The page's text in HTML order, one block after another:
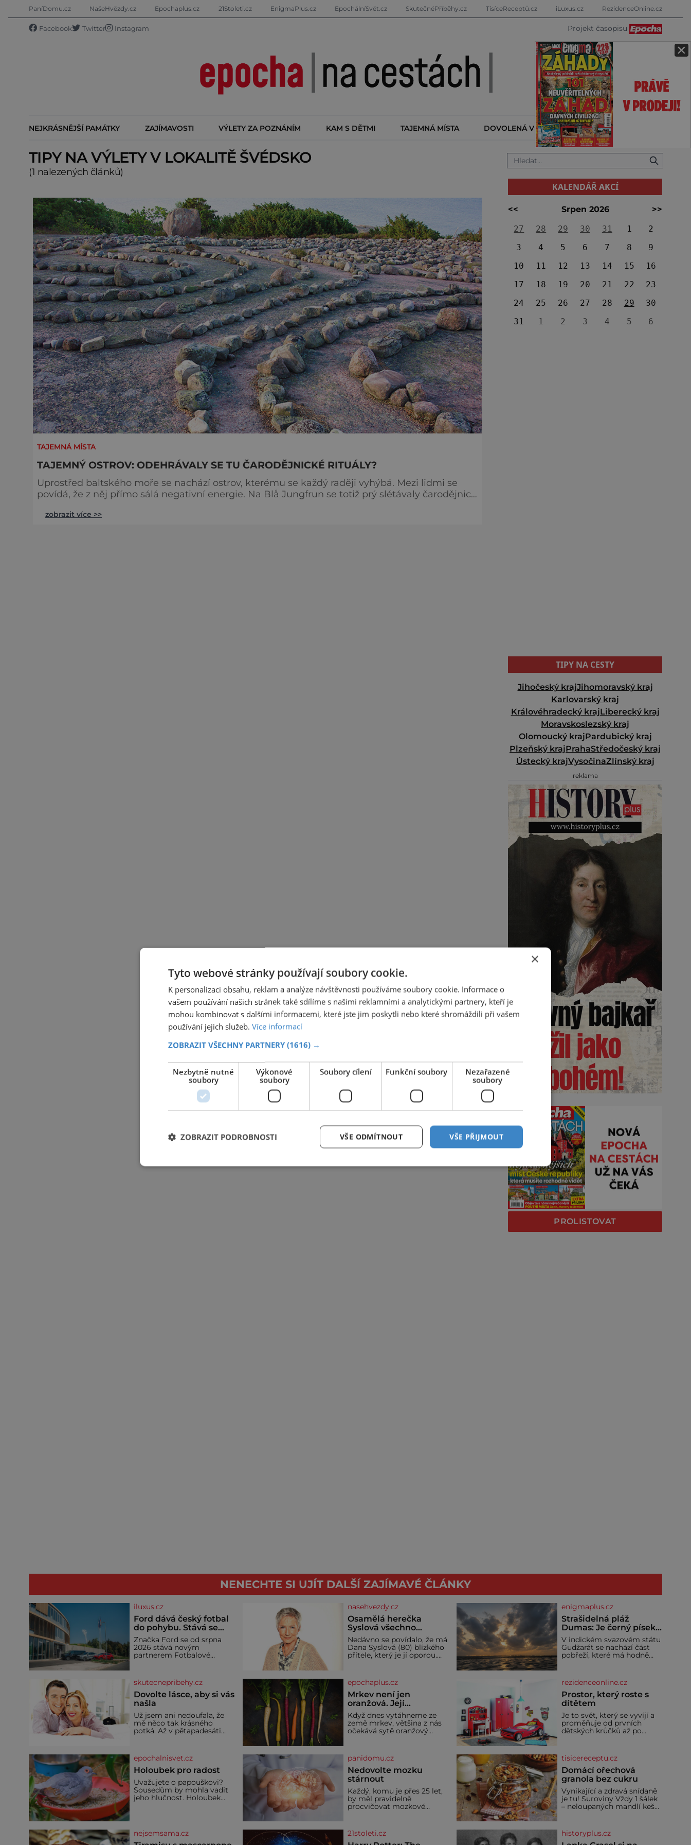
×
PaníDomu.cz NašeHvězdy.cz Epochaplus.cz 21Stoleti.cz EnigmaPlus.cz EpochálníSvět.cz SkutečnéPříběhy.cz TisíceReceptů.cz iLuxus.cz RezidenceOnline.cz
Facebook Twitter Instagram Projekt časopisu
NEJKRÁSNĚJŠÍ PAMÁTKY ZAJÍMAVOSTI VÝLETY ZA POZNÁNÍM KAM S DĚTMI TAJEMNÁ MÍSTA DOVOLENÁ V ZAHRANIČÍ KALENDÁŘ AKCÍ
TIPY NA VÝLETY V LOKALITĚ ŠVÉDSKO
(1 nalezených článků)
TAJEMNÁ MÍSTA
TAJEMNÝ OSTROV: ODEHRÁVALY SE TU ČARODĚJNICKÉ RITUÁLY?
Uprostřed baltského moře se nachází ostrov, kterému se každý raději vyhýbá. Mezi lidmi se
povídá, že z něj přímo sálá negativní energie. Na Blå Jungfrun se totiž prý slétávaly čarodějnice
ostrov uprostřed baltského moře je součástí švédského
zobrazit více >>
KALENDÁŘ AKCÍ
<< Srpen 2026
>>
27
28 29 30 31 1
2
3
4 5 6 7 8
9
10
11 12 13 14 15
16
17
18 19 20 21 22
23
24
25 26 27 28 29
30
31
1 2 3 4 5 6
TIPY NA CESTY
Jihočeský krajJihomoravský kraj
Karlovarský kraj
Královéhradecký krajLiberecký kraj
Moravskoslezský kraj
Olomoucký krajPardubický kraj
Plzeňský krajPrahaStředočeský kraj
Ústecký krajVysočinaZlínský kraj
reklama
PROLISTOVAT
NENECHTE SI UJÍT DALŠÍ ZAJÍMAVÉ ČLÁNKY
iluxus.cz
Ford dává český fotbal
do pohybu. Stává se
novým partnerem
FAČR
Značka Ford se od srpna
2026 stává novým
partnerem Fotbalové
zajistí mobilitu asociace,
reprezentačních týmů i
českého fotbalu v
regionech. Partner
nasehvezdy.cz
Osamělá herečka
Syslová všechno
vzdala?
Nedávno se povídalo, že má
Dana Syslová (80) blízkého
přítele, který je jí oporou.
čím dál častěji mluví o
svém odchodu. Dohnala ji
snad samota? Půs
enigmaplus.cz
Strašidelná pláž
Dumas: Je černý písek
podhoubím, ze kterého
roste zlo?
V indickém svazovém státu
Gudžarát se nachází část
pobřeží, které má hodně
této pláže. Proč má pláž
takové netypické zbarvení?
Nakolik jsou pravd
skutecnepribehy.cz
Dovolte lásce, aby si vás
našla
Už jsem ani nedoufala, že
mě něco tak krásného
potká. Až v pětapadesáti
vdávala, když mi bylo
dvacet. Oba jsme byli mladí
a byl to tak říkajíc sňatek z
rozumu. Rodiče nás dali
dohromady, Toník byl dobře
zaopatřený mladý muž.
Manželství nám oběma
epochaplus.cz
Mrkev není jen
oranžová. Její
neuvěřitelný příběh
začíná fialovou barvou
Když dnes vytáhneme ze
země mrkev, většina z nás
očekává sytě oranžový
možné, jen ne oranžová. Je
fialová, žlutá, bílá, někdy
dokonce téměř černá. Až
díky stovkám let pečlivého
šlechtění se z ní stává
zelenina, bez které si českou
zahradu ani nedokážeme
představit. Její příběh je
rezidenceonline.cz
Prostor, který roste s
dítětem
Je to svět, který se vyvíjí a
proměňuje od prvních
dětských krůčků až po
bezpečí, kreativitu,
soustředění i odpočinek a
reaguje na každou etapu
života a specifické potřeby
dítěte. Pro nejmenší je
klíčová jednoduchost,
měkkost a bezpečí, proto
by pokoj miminka měl
epochalnisvet.cz
Holoubek pro radost
Uvažujete o papouškovi?
Sousedům by mohla vadit
jeho hlučnost. Holoubek
se i pro chovatele
začátečníky. Jedná se o
panidomu.cz
Nedovolte mozku
stárnout
Každý, komu je přes 25 let,
by měl pravidelně
procvičovat mozkové
paměť. Možná máte
problém vzpomenout si na
tisicereceptu.cz
Domácí ořechová
granola bez cukru
Vynikající a zdravá snídaně
je tu! Suroviny Vždy 1 šálek
– neloupaných mandlí kešu
semínek dýně rozinek 3
šálky ovesných vloček 1
nejsemsama.cz 21stoleti.cz historyplus.cz
×
Tyto webové stránky používají soubory cookie.
K personalizaci obsahu, reklam a analýze návštěvnosti používáme soubory cookie. Informace o
vašem používání našich stránek také sdílíme s našimi reklamními a analytickými partnery, kteří je
mohou kombinovat s dalšími informacemi, které jste jim poskytli nebo které shromáždili při vašem
používání jejich služeb. Více informací
ZOBRAZIT VŠECHNY PARTNERY (1616) →
Nezbytně nutné
soubory
Výkonové
soubory
Soubory cílení Funkční soubory
Nezařazené
soubory
VŠE PŘIJMOUT
VŠE ODMÍTNOUT
ZOBRAZIT PODROBNOSTI